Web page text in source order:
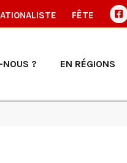
FÊTE
NOUS ? EN RÉGIONS